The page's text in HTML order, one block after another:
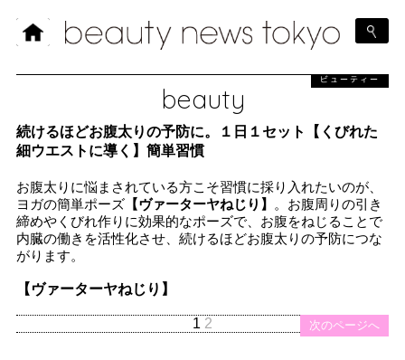
beauty
ビューティー
続けるほどお腹太りの予防に。１日１セット【くびれた
細ウエストに導く】簡単習慣
お腹太りに悩まされている方こそ習慣に採り入れたいのが、
ヨガの簡単ポーズ 【ヴァーターヤねじり】
。お腹周りの引き
締めやくびれ作りに効果的なポーズで、お腹をねじることで
内臓の働きを活性化させ、続けるほどお腹太りの予防につな
がります。
【ヴァーターヤねじり】
次のページへ
1 2